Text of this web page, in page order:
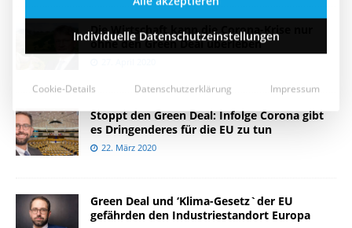
Die Wirtschaft kann die Corona-Krise nur
ohne den Green Deal überleben
Stoppt den Green Deal: Infolge Corona gibt
es Dringenderes für die EU zu tun
22. März 2020
Green Deal und ‘Klima-Gesetz`der EU
gefährden den Industriestandort Europa
Datenschutzerklärung